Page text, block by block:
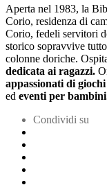
Aperta nel 1983, la
Corio, residenza di
Corio, fedeli servitori
storico sopravvive
colonne doriche.
dedicata ai ragazzi.
appassionati di
ed eventi per
Condividi su